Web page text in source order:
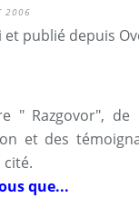
2006
publié depuis
" Razgovor",
et des
cité.
que...